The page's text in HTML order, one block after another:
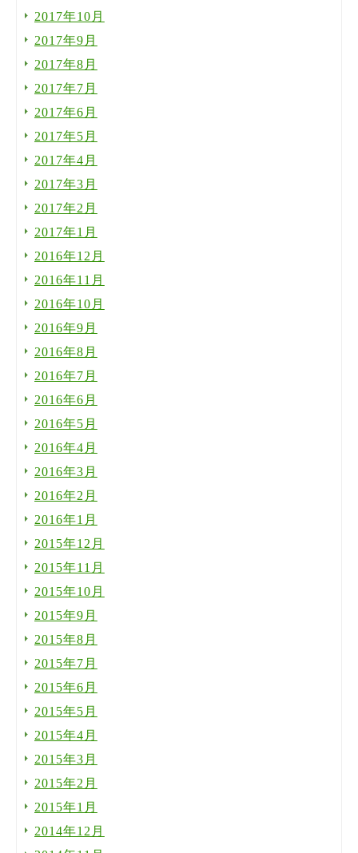
2017年10月
2017年9月
2017年8月
2017年7月
2017年6月
2017年5月
2017年4月
2017年3月
2017年2月
2017年1月
2016年12月
2016年11月
2016年10月
2016年9月
2016年8月
2016年7月
2016年6月
2016年5月
2016年4月
2016年3月
2016年2月
2016年1月
2015年12月
2015年11月
2015年10月
2015年9月
2015年8月
2015年7月
2015年6月
2015年5月
2015年4月
2015年3月
2015年2月
2015年1月
2014年12月